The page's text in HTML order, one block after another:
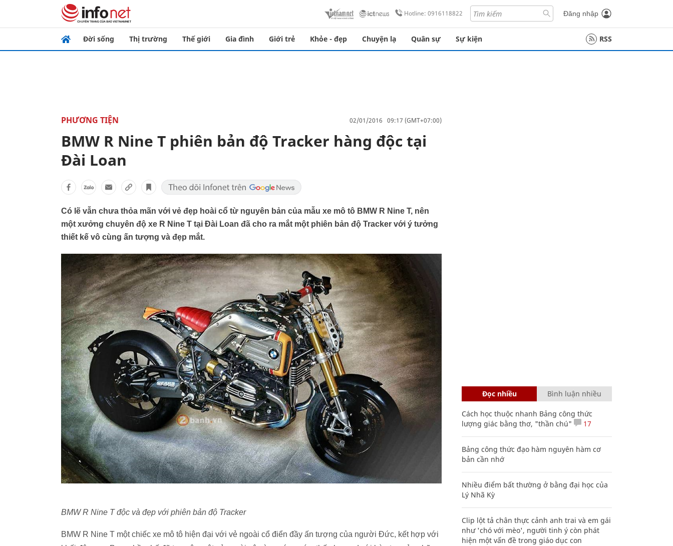
Hotline: 0916118822 Đăng nhập
Đời sống Thị trường Thế giới Gia đình Giới trẻ Khỏe - đẹp Chuyện lạ Quân sự Sự kiện RSS
PHƯƠNG TIỆN 02/01/2016 09:17 (GMT+07:00)
BMW R Nine T phiên bản độ Tracker hàng độc tại
Đài Loan
Có lẽ vẫn chưa thỏa mãn với vẻ đẹp hoài cổ từ nguyên bản của mẫu xe mô tô BMW R Nine T, nên
một xưởng chuyên độ xe R Nine T tại Đài Loan đã cho ra mắt một phiên bản độ Tracker với ý tưởng
thiết kế vô cùng ấn tượng và đẹp mắt.
BMW R Nine T độc và đẹp với phiên bản độ Tracker
BMW R Nine T một chiếc xe mô tô hiện đại với vẻ ngoài cổ điển đầy ấn tượng của người Đức, kết hợp với
Đọc nhiều Bình luận nhiều
Cách học thuộc nhanh Bảng công thức
lượng giác bằng thơ, "thần chú"
17
Bảng công thức đạo hàm nguyên hàm cơ
bản cần nhớ
Nhiều điểm bất thường ở bằng đại học của
Lý Nhã Kỳ
Clip lột tả chân thực cảnh anh trai và em gái
như 'chó với mèo', người tinh ý còn phát
hiện một vấn đề trong giáo dục con